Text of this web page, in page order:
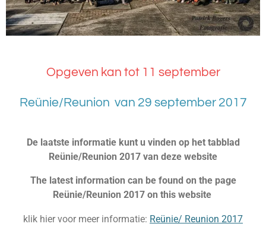
Opgeven kan tot 11 september
Reünie/Reunion van 29 september 2017
De laatste informatie kunt u vinden op het tabblad
Reünie/Reunion 2017 van deze website
The latest information can be found on the page
Reünie/Reunion 2017 on this website
klik hier voor meer informatie: Reünie/ Reunion 2017